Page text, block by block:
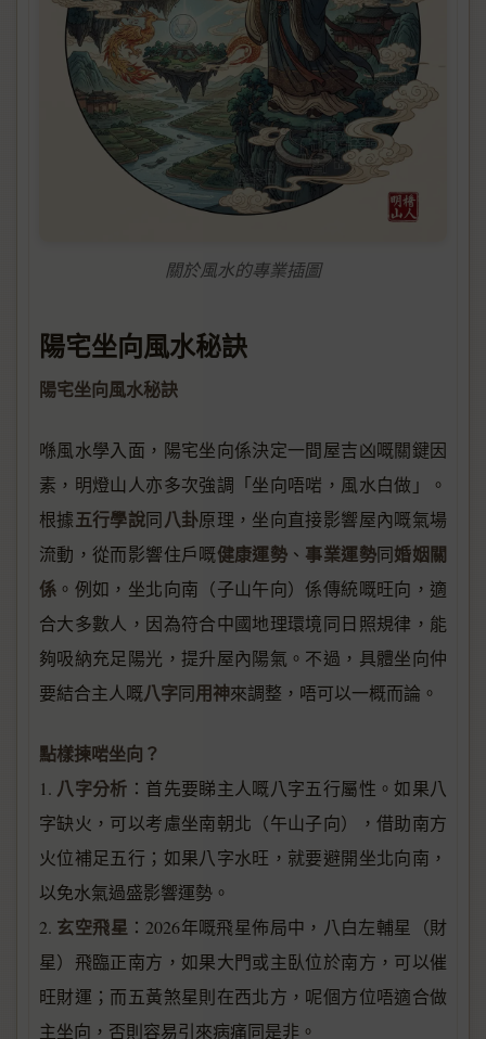
關於風水的專業插圖
陽宅坐向風水秘訣
陽宅坐向風水秘訣
喺風水學入面，陽宅坐向係決定一間屋吉凶嘅關鍵因
素，明燈山人亦多次強調「坐向唔啱，風水白做」。
根據五行學說同八卦原理，坐向直接影響屋內嘅氣場
流動，從而影響住戶嘅健康運勢 、 事業運勢同婚姻關
係 。例如，坐北向南（子山午向）係傳統嘅旺向，適
合大多數人，因為符合中國地理環境同日照規律，能
夠吸納充足陽光，提升屋內陽氣。不過，具體坐向仲
要結合主人嘅八字同用神來調整，唔可以一概而論。
點樣揀啱坐向？
1. 八字分析 ：首先要睇主人嘅八字五行屬性。如果八
字缺火，可以考慮坐南朝北（午山子向），借助南方
火位補足五行；如果八字水旺，就要避開坐北向南，
以免水氣過盛影響運勢。
2. 玄空飛星 ：2026年嘅飛星佈局中，八白左輔星（財
星）飛臨正南方，如果大門或主臥位於南方，可以催
旺財運；而五黃煞星則在西北方，呢個方位唔適合做
主坐向，否則容易引來病痛同是非。